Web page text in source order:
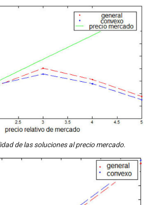
de las soluciones al precio mercado.